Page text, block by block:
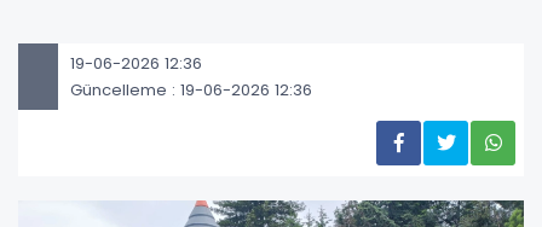
19-06-2026 12:36
Güncelleme : 19-06-2026 12:36